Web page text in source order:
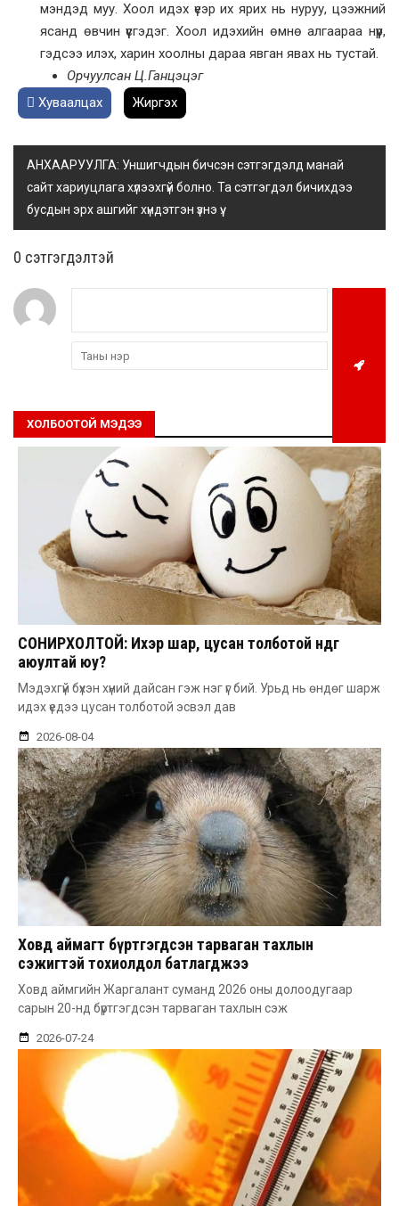
мэндэд муу. Хоол идэх үеэр их ярих нь нуруу, цээжний
ясанд өвчин үүсгэдэг. Хоол идэхийн өмнө алгаараа нүүр,
гэдсээ илэх, харин хоолны дараа явган явах нь тустай.
Орчуулсан Ц.Ганцэцэг
Хуваалцах
Жиргэх
АНХААРУУЛГА: Уншигчдын бичсэн сэтгэгдэлд манай
сайт хариуцлага хүлээхгүй болно. Та сэтгэгдэл бичихдээ
бусдын эрх ашгийг хүндэтгэн үзнэ үү.
0 cэтгэгдэлтэй
ХОЛБООТОЙ МЭДЭЭ
СОНИРХОЛТОЙ: Ихэр шар, цусан толботой өндөг
аюултай юу?
Мэдэхгүй бүхэн хүний дайсан гэж нэг үг бий. Урьд нь өндөг шарж
идэх үедээ цусан толботой эсвэл дав
2026-08-04
Ховд аймагт бүртгэгдсэн тарваган тахлын
сэжигтэй тохиолдол батлагджээ
Ховд аймгийн Жаргалант суманд 2026 оны долоодугаар
сарын 20-нд бүртгэгдсэн тарваган тахлын сэж
2026-07-24